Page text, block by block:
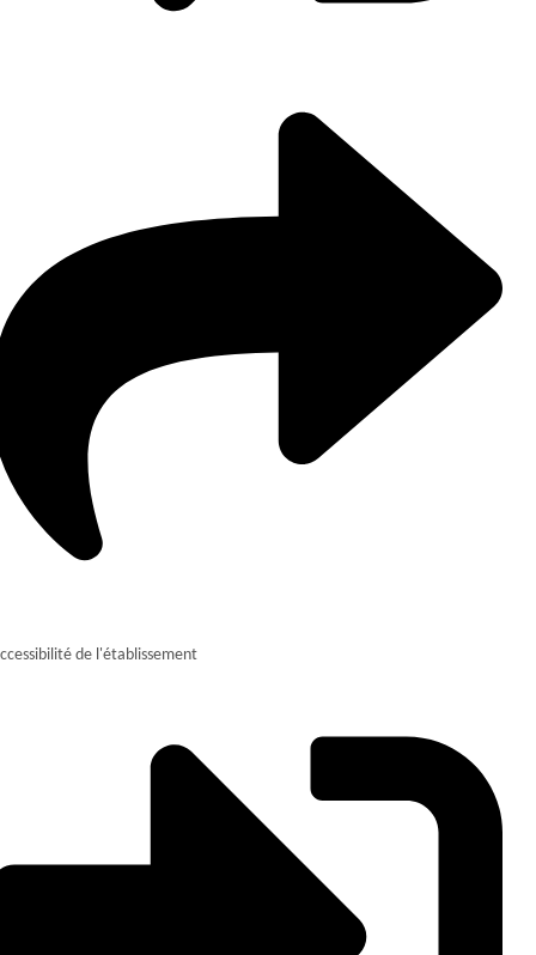
de l'établissement